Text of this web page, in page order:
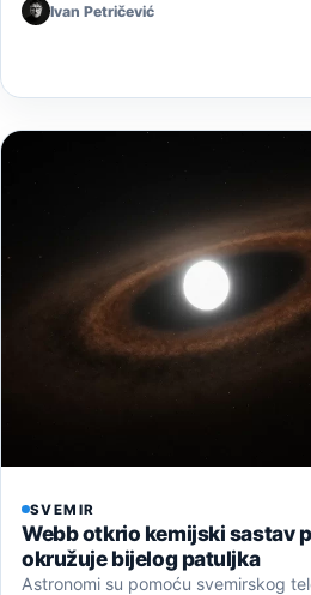
Ivan Petričević
SVEMIR
Webb otkrio kemijski sastav
okružuje bijelog patuljka
Astronomi su pomoću svemirskog